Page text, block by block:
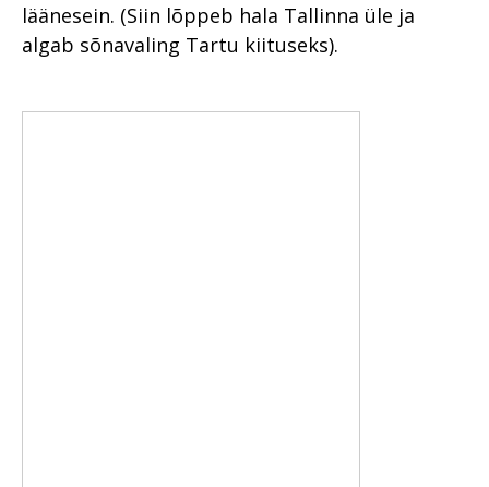
läänesein. (Siin lõppeb hala Tallinna üle ja
algab sõnavaling Tartu kiituseks).